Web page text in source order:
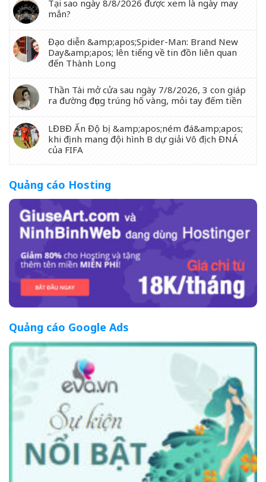
Tại sao ngày 8/8/2026 được xem là ngày may
mắn?
Đạo diễn &amp;apos;Spider-Man: Brand New
Day&amp;apos; lên tiếng về tin đồn liên quan
đến Thành Long
Thần Tài mở cửa sau ngày 7/8/2026, 3 con giáp
ra đường đụng trúng hố vàng, mỏi tay đếm tiền
LĐBĐ Ấn Độ bị &amp;apos;ném đá&amp;apos;
khi định mang đội hình B dự giải Vô địch ĐNÁ
của FIFA
Quảng cáo Hosting
Quảng cáo Google Ads